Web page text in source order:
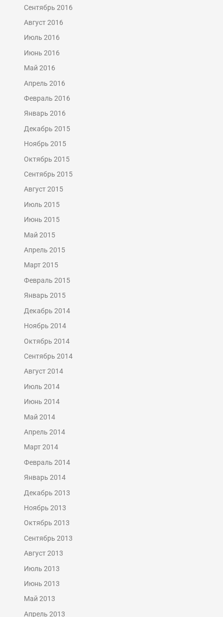
Сентябрь 2016
Август 2016
Июль 2016
Июнь 2016
Май 2016
Апрель 2016
Февраль 2016
Январь 2016
Декабрь 2015
Ноябрь 2015
Октябрь 2015
Сентябрь 2015
Август 2015
Июль 2015
Июнь 2015
Май 2015
Апрель 2015
Март 2015
Февраль 2015
Январь 2015
Декабрь 2014
Ноябрь 2014
Октябрь 2014
Сентябрь 2014
Август 2014
Июль 2014
Июнь 2014
Май 2014
Апрель 2014
Март 2014
Февраль 2014
Январь 2014
Декабрь 2013
Ноябрь 2013
Октябрь 2013
Сентябрь 2013
Август 2013
Июль 2013
Июнь 2013
Май 2013
Апрель 2013